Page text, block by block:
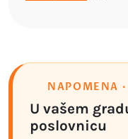
NAPOMENA
U vašem
poslovnicu